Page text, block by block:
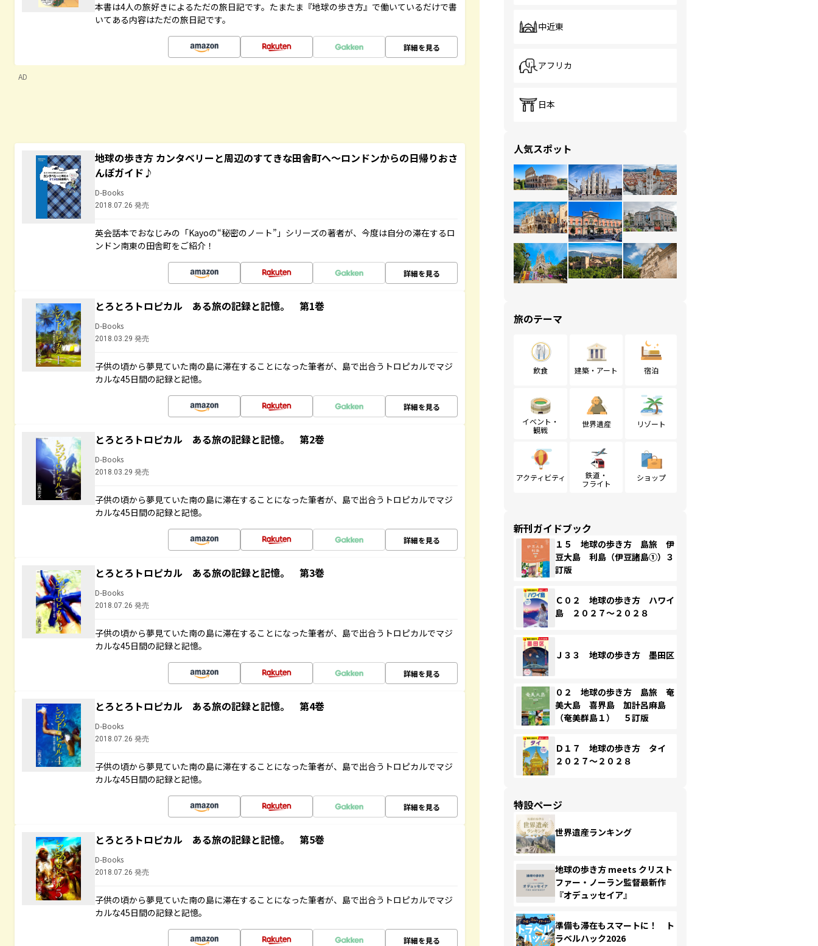
本書は4人の旅好きによるただの旅日記です。たまたま『地球の歩き方』で働いているだけで書
いてある内容はただの旅日記です。
詳細を見る
AD
地球の歩き方 カンタベリーと周辺のすてきな田舎町へ～ロンドンからの日帰りおさ
んぽガイド♪
D-Books
2018.07.26 発売
英会話本でおなじみの「Kayoの“秘密のノート”」シリーズの著者が、今度は自分の滞在するロ
ンドン南東の田舎町をご紹介！
詳細を見る
とろとろトロピカル ある旅の記録と記憶。 第1巻
D-Books
2018.03.29 発売
子供の頃から夢見ていた南の島に滞在することになった筆者が、島で出合うトロピカルでマジ
カルな45日間の記録と記憶。
詳細を見る
とろとろトロピカル ある旅の記録と記憶。 第2巻
D-Books
2018.03.29 発売
子供の頃から夢見ていた南の島に滞在することになった筆者が、島で出合うトロピカルでマジ
カルな45日間の記録と記憶。
詳細を見る
とろとろトロピカル ある旅の記録と記憶。 第3巻
D-Books
2018.07.26 発売
子供の頃から夢見ていた南の島に滞在することになった筆者が、島で出合うトロピカルでマジ
カルな45日間の記録と記憶。
詳細を見る
とろとろトロピカル ある旅の記録と記憶。 第4巻
D-Books
2018.07.26 発売
子供の頃から夢見ていた南の島に滞在することになった筆者が、島で出合うトロピカルでマジ
カルな45日間の記録と記憶。
詳細を見る
とろとろトロピカル ある旅の記録と記憶。 第5巻
D-Books
2018.07.26 発売
子供の頃から夢見ていた南の島に滞在することになった筆者が、島で出合うトロピカルでマジ
カルな45日間の記録と記憶。
詳細を見る
中近東
アフリカ
日本
人気スポット
旅のテーマ
飲食 建築・アート 宿泊
イベント・
観戦
世界遺産 リゾート
アクティビティ
鉄道・
フライト
ショップ
新刊ガイドブック
１５ 地球の歩き方 島旅 伊
豆大島 利島（伊豆諸島①）３
訂版
Ｃ０２ 地球の歩き方 ハワイ
島 ２０２７～２０２８
Ｊ３３ 地球の歩き方 墨田区
０２ 地球の歩き方 島旅 奄
美大島 喜界島 加計呂麻島
（奄美群島１） ５訂版
Ｄ１７ 地球の歩き方 タイ
２０２７～２０２８
特設ページ
世界遺産ランキング
地球の歩き方 meets クリスト
ファー・ノーラン監督最新作
『オデュッセイア』
準備も滞在もスマートに！ ト
ラベルハック2026